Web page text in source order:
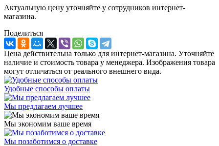
Актуальную цену уточняйте у сотрудников интернет-
магазина.
Поделиться
Цена действительна только для интернет-магазина. Уточняйте
наличие и стоимость товара у менеджера. Изображения товара
могут отличаться от реального внешнего вида.
Удобные способы оплаты
Мы предлагаем лучшее
Мы экономим ваше время
Мы позаботимся о доставке